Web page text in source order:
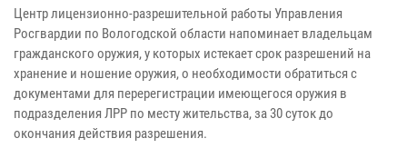
Центр лицензионно-разрешительной работы Управления
Росгвардии по Вологодской области напоминает владельцам
гражданского оружия, у которых истекает срок разрешений на
хранение и ношение оружия, о необходимости обратиться с
документами для перерегистрации имеющегося оружия в
подразделения ЛРР по месту жительства, за 30 суток до
окончания действия разрешения.